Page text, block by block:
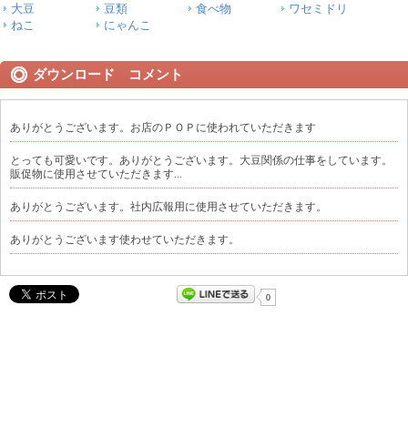
大豆 豆類 食べ物
ワセミドリ
ねこ
にゃんこ
ダウンロード コメント
ありがとうございます。お店のＰＯＰに使われていただきます
とっても可愛いです。ありがとうございます。大豆関係の仕事をしています。
販促物に使用させていただきます...
ありがとうございます。社内広報用に使用させていただきます。
ありがとうございます使わせていただきます。
0